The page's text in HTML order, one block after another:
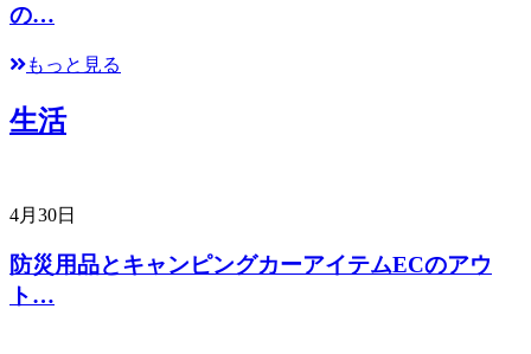
の…
もっと見る
生活
4月30日
防災用品とキャンピングカーアイテムECのアウ
ト…